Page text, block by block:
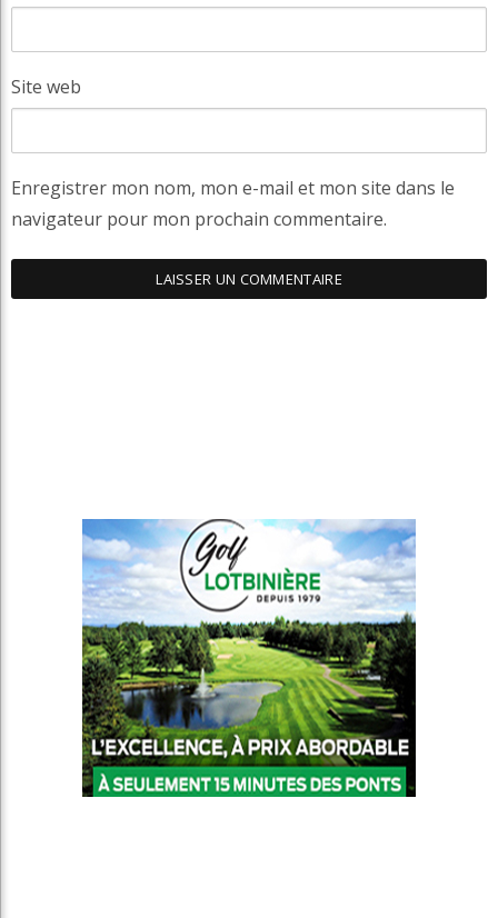
Site web
Enregistrer mon nom, mon e-mail et mon site dans le
navigateur pour mon prochain commentaire.